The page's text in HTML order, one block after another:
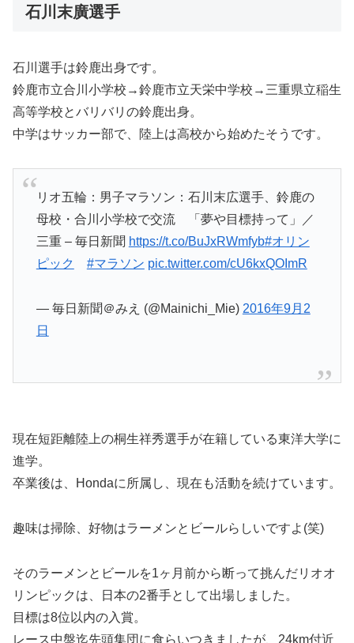
石川末廣選手
石川選手は鈴鹿出身です。
鈴鹿市立合川小学校→鈴鹿市立天栄中学校→三重県立稲生
高等学校とバリバリの鈴鹿出身。
中学はサッカー部で、陸上は高校から始めたそうです。
リオ五輪：男子マラソン：石川末広選手、鈴鹿の
母校・合川小学校で交流 「夢や目標持って」／
三重 – 毎日新聞 https://t.co/BuJxRWmfyb#オリン
ピック
#マラソン pic.twitter.com/cU6kxQOImR
— 毎日新聞＠みえ (@Mainichi_Mie) 2016年9月2
日
現在短距離陸上の桐生祥秀選手が在籍している東洋大学に
進学。
卒業後は、Hondaに所属し、現在も活動を続けています。
趣味は掃除、好物はラーメンとビールらしいですよ(笑)
そのラーメンとビールを1ヶ月前から断って挑んだリオオ
リンピックは、日本の2番手として出場しました。
目標は8位以内の入賞。
レース中盤迄先頭集団に食らいつきましたが、24km付近